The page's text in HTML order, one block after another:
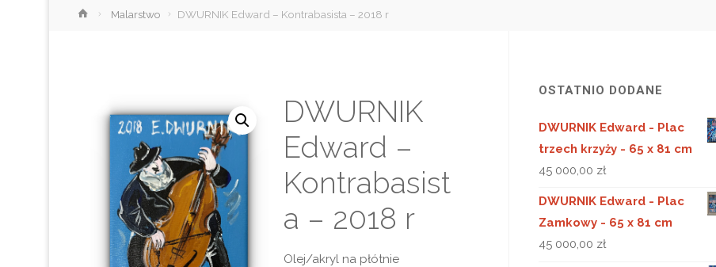
StronaMalarstwo DWURNIK Edward – Kontrabasista – 2018 r
DWURNIK
Edward –
Kontrabasist
a – 2018 r
Olej/akryl na płótnie
OSTATNIO DODANE
DWURNIK Edward - Plac
trzech krzyży - 65 x 81 cm
45 000,00 zł
DWURNIK Edward - Plac
Zamkowy - 65 x 81 cm
45 000,00 zł